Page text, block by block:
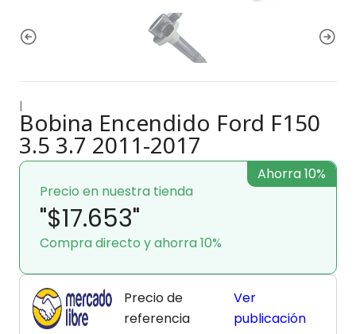
|
Bobina Encendido Ford F150
3.5 3.7 2011-2017
Precio en nuestra tienda
"$17.653"
Compra directo y ahorra 10%
Ahorra 10%
Precio de
referencia
Ver
publicación